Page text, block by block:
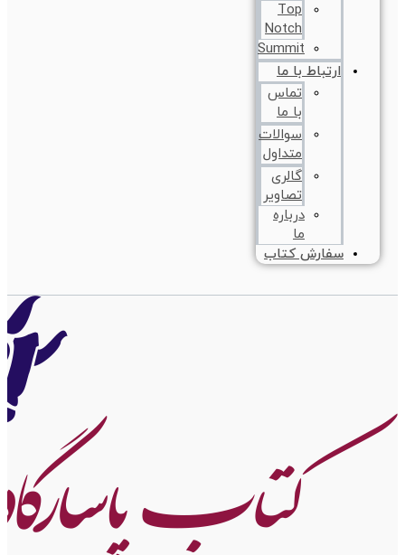
Top
Notch
Summit
ارتباط با ما
تماس
با ما
سوالات
متداول
گالری
تصاویر
درباره
ما
سفارش کتاب